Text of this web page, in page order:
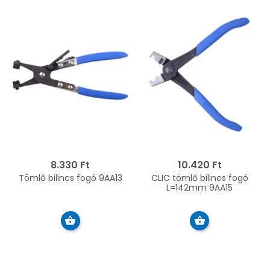
8.330 Ft
Tömlő bilincs fogó 9AA13
10.420 Ft
CLIC tömlő bilincs fogó
L=142mm 9AA15